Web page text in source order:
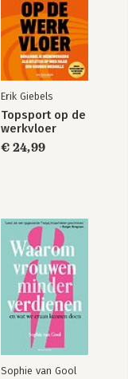
Leidinggeven in de
hybride organisatie
Erik Giebels
Topsport op de
werkvloer
€ 24,99
Sophie van Gool